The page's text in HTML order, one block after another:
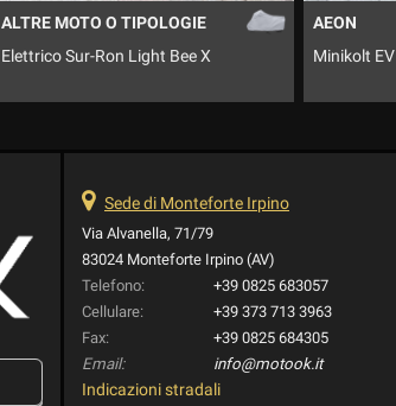
AEON
Minikolt EV - elettrico
DUCATI
Monster
Sede di Monteforte Irpino
Via Alvanella, 71/79
83024 Monteforte Irpino (AV)
Telefono:
+39 0825 683057
Cellulare:
+39 373 713 3963
Fax:
+39 0825 684305
Email:
info@motook.it
Indicazioni stradali